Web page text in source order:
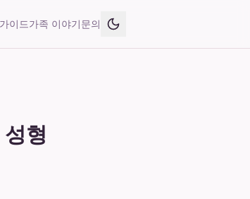
이드가족 이야기문의
형